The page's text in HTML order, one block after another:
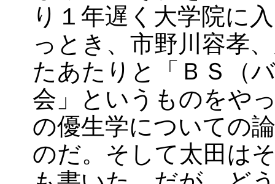
り１年遅く大学院に
っとき、市野川容孝
たあたりと「ＢＳ（
会」というものをや
の優生学についての
のだ。そして太田は